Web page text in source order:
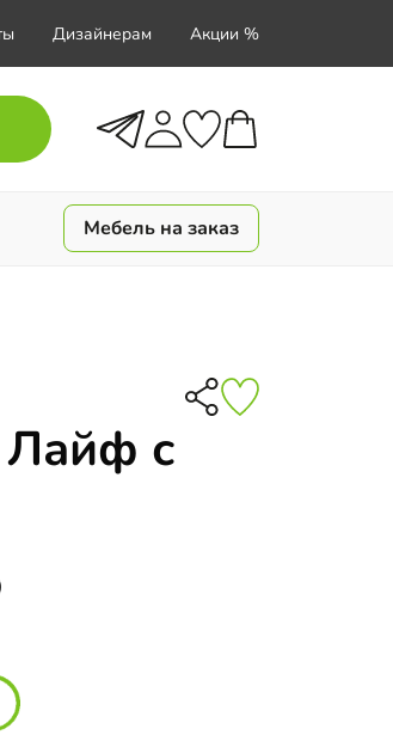
Дизайнерам Акции %
Мебель на заказ
с